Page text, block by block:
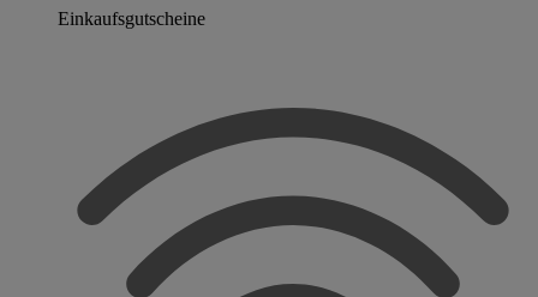
Einkaufsgutscheine